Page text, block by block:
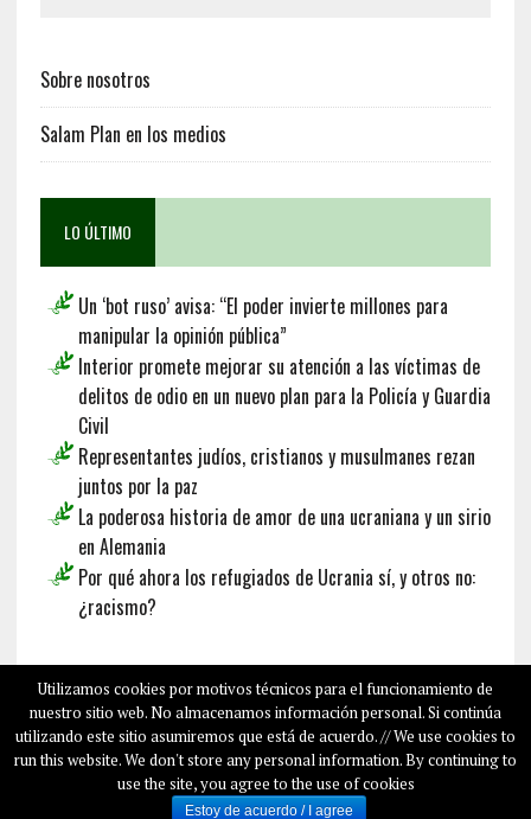
Sobre nosotros
Salam Plan en los medios
LO ÚLTIMO
Un ‘bot ruso’ avisa: “El poder invierte millones para
manipular la opinión pública”
Interior promete mejorar su atención a las víctimas de
delitos de odio en un nuevo plan para la Policía y Guardia
Civil
Representantes judíos, cristianos y musulmanes rezan
juntos por la paz
La poderosa historia de amor de una ucraniana y un sirio
en Alemania
Por qué ahora los refugiados de Ucrania sí, y otros no:
¿racismo?
English
Deutsch
Français
COPYRIGHT © 2026SALAMPLAN.COM
SOBRE NOSOTROS
SALAM PLAN EN LOS MEDIOS
Utilizamos cookies por motivos técnicos para el funcionamiento de
nuestro sitio web. No almacenamos información personal. Si continúa
utilizando este sitio asumiremos que está de acuerdo. // We use cookies to
run this website. We don't store any personal information. By continuing to
use the site, you agree to the use of cookies
Estoy de acuerdo / I agree